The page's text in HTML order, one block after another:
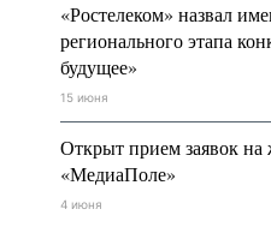
«Ростелеком» назвал
регионального этапа
будущее»
15 июня
Открыт прием заявок
«МедиаПоле»
4 июня